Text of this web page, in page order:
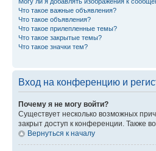
Что такое важные объявления?
Что такое объявления?
Что такое прилепленные темы?
Что такое закрытые темы?
Что такое значки тем?
Вход на конференцию и
Почему я не могу войти?
Существует несколько возможных
закрыт доступ к конференции. Также
Вернуться к началу